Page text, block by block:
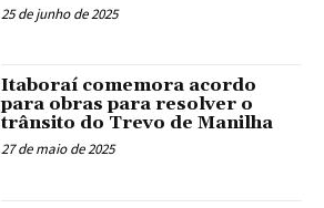
25 de junho de 2025
Itaboraí comemora acordo
para obras para resolver o
trânsito do Trevo de Manilha
27 de maio de 2025